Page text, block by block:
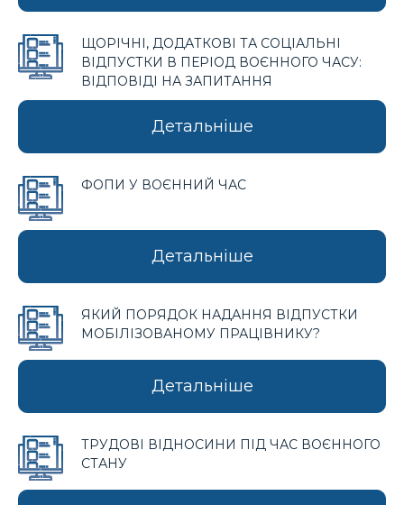
ЩОРІЧНІ, ДОДАТКОВІ ТА СОЦІАЛЬНІ
ВІДПУСТКИ В ПЕРІОД ВОЄННОГО ЧАСУ:
ВІДПОВІДІ НА ЗАПИТАННЯ
Детальніше
ФОПИ У ВОЄННИЙ ЧАС
Детальніше
ЯКИЙ ПОРЯДОК НАДАННЯ ВІДПУСТКИ
МОБІЛІЗОВАНОМУ ПРАЦІВНИКУ?
Детальніше
ТРУДОВІ ВІДНОСИНИ ПІД ЧАС ВОЄННОГО
СТАНУ